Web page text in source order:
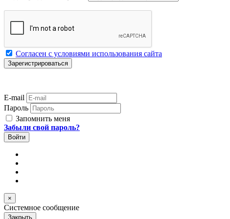
Согласен с условиями использования сайта
E-mail
Пароль
Запомнить меня
Забыли свой пароль?
×
Системное сообщение
Закрыть